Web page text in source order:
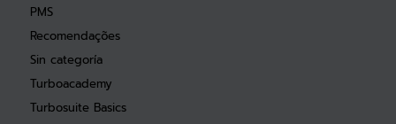
PMS
Recomendações
Sin categoría
Turboacademy
Turbosuite Basics